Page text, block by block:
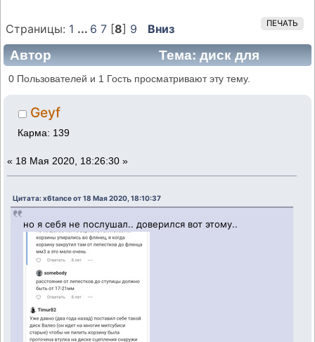
ПЕЧАТЬ
Страницы: 1 ... 6 7[8] 9 Вниз
Автор
Тема: диск для
сцепления валео (Прочитано 117206 раз)
0 Пользователей и 1 Гость просматривают эту тему.
Geyf
Карма: 139
« 18 Мая 2020, 18:26:30 »
Цитата: x6tance от 18 Мая 2020, 18:10:37
но я себя не послушал.. доверился вот этому..